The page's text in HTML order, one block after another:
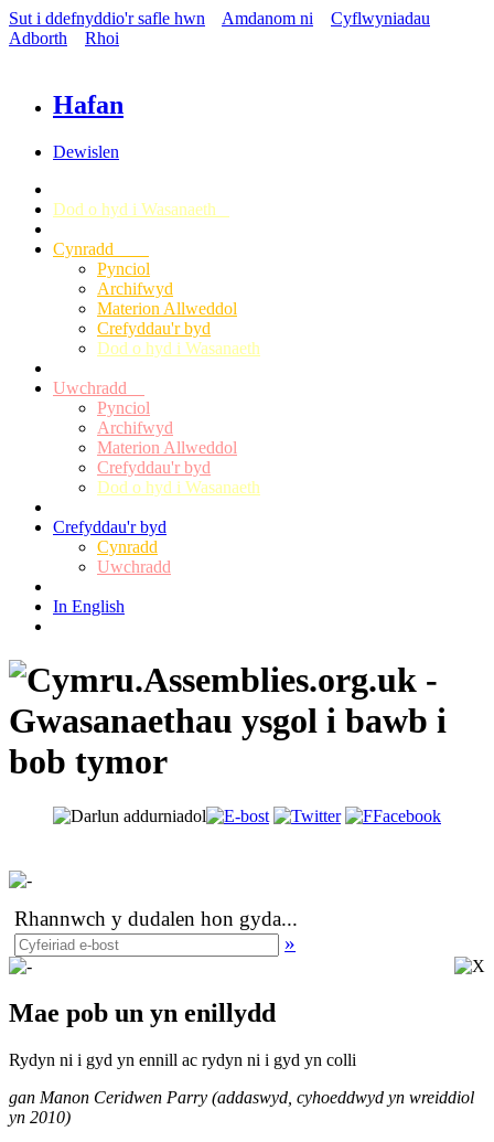
Sut i ddefnyddio'r safle hwn Amdanom ni
Cyflwyniadau
Adborth
Rhoi
Hafan
Dewislen
Dod o hyd i Wasanaeth
Cynradd
Pynciol
Archifwyd
Materion Allweddol
Crefyddau'r byd
Dod o hyd i Wasanaeth
Uwchradd
Pynciol
Archifwyd
Materion Allweddol
Crefyddau'r byd
Dod o hyd i Wasanaeth
Crefyddau'r byd
Cynradd
Uwchradd
In English
Rhannwch y dudalen hon gyda...
»
Mae pob un yn enillydd
Rydyn ni i gyd yn ennill ac rydyn ni i gyd yn colli
gan Manon Ceridwen Parry (addaswyd, cyhoeddwyd yn wreiddiol
yn 2010)